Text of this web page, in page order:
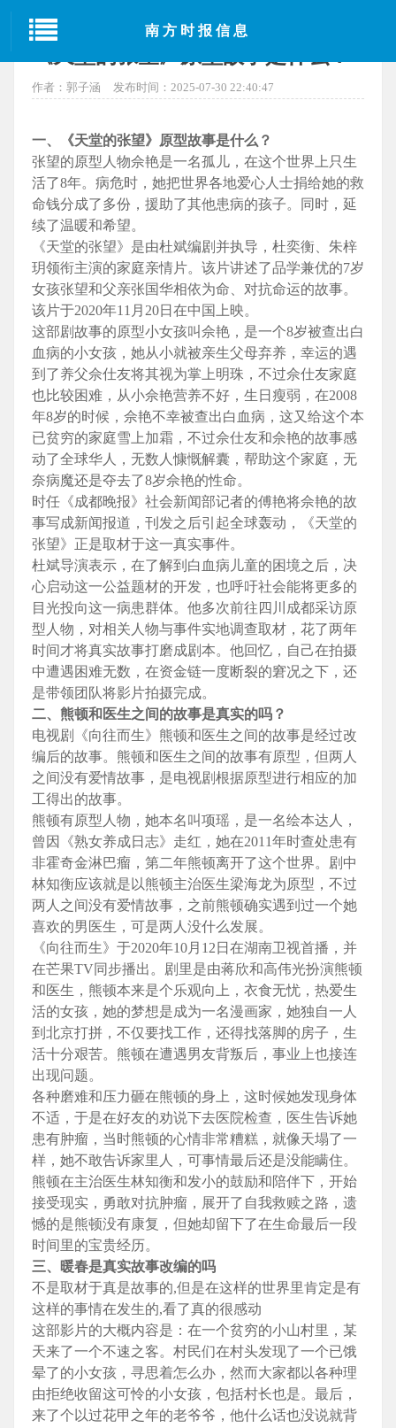
南方时报信息
当前位置：
作者：郭子涵 发布时间：2025-07-30 22:40:47
一、《天堂的张望》原型故事是什么？
张望的原型人物佘艳是一名孤儿，在这个世界上只生
活了8年。病危时，她把世界各地爱心人士捐给她的救
命钱分成了多份，援助了其他患病的孩子。同时，延
续了温暖和希望。
《天堂的张望》是由杜斌编剧并执导，杜奕衡、朱梓
玥领衔主演的家庭亲情片。该片讲述了品学兼优的7岁
女孩张望和父亲张国华相依为命、对抗命运的故事。
该片于2020年11月20日在中国上映。
这部剧故事的原型小女孩叫佘艳，是一个8岁被查出白
血病的小女孩，她从小就被亲生父母弃养，幸运的遇
到了养父佘仕友将其视为掌上明珠，不过佘仕友家庭
也比较困难，从小佘艳营养不好，生日瘦弱，在2008
年8岁的时候，佘艳不幸被查出白血病，这又给这个本
已贫穷的家庭雪上加霜，不过佘仕友和佘艳的故事感
动了全球华人，无数人慷慨解囊，帮助这个家庭，无
奈病魔还是夺去了8岁佘艳的性命。
时任《成都晚报》社会新闻部记者的傅艳将佘艳的故
事写成新闻报道，刊发之后引起全球轰动，《天堂的
张望》正是取材于这一真实事件。
杜斌导演表示，在了解到白血病儿童的困境之后，决
心启动这一公益题材的开发，也呼吁社会能将更多的
目光投向这一病患群体。他多次前往四川成都采访原
型人物，对相关人物与事件实地调查取材，花了两年
时间才将真实故事打磨成剧本。他回忆，自己在拍摄
中遭遇困难无数，在资金链一度断裂的窘况之下，还
是带领团队将影片拍摄完成。
二、熊顿和医生之间的故事是真实的吗？
电视剧《向往而生》熊顿和医生之间的故事是经过改
编后的故事。熊顿和医生之间的故事有原型，但两人
之间没有爱情故事，是电视剧根据原型进行相应的加
工得出的故事。
熊顿有原型人物，她本名叫项瑶，是一名绘本达人，
曾因《熟女养成日志》走红，她在2011年时查处患有
非霍奇金淋巴瘤，第二年熊顿离开了这个世界。剧中
林知衡应该就是以熊顿主治医生梁海龙为原型，不过
两人之间没有爱情故事，之前熊顿确实遇到过一个她
喜欢的男医生，可是两人没什么发展。
《向往而生》于2020年10月12日在湖南卫视首播，并
在芒果TV同步播出。剧里是由蒋欣和高伟光扮演熊顿
和医生，熊顿本来是个乐观向上，衣食无忧，热爱生
活的女孩，她的梦想是成为一名漫画家，她独自一人
到北京打拼，不仅要找工作，还得找落脚的房子，生
活十分艰苦。熊顿在遭遇男友背叛后，事业上也接连
出现问题。
各种磨难和压力砸在熊顿的身上，这时候她发现身体
不适，于是在好友的劝说下去医院检查，医生告诉她
患有肿瘤，当时熊顿的心情非常糟糕，就像天塌了一
样，她不敢告诉家里人，可事情最后还是没能瞒住。
熊顿在主治医生林知衡和发小的鼓励和陪伴下，开始
接受现实，勇敢对抗肿瘤，展开了自我救赎之路，遗
憾的是熊顿没有康复，但她却留下了在生命最后一段
时间里的宝贵经历。
三、暖春是真实故事改编的吗
不是取材于真是故事的,但是在这样的世界里肯定是有
这样的事情在发生的,看了真的很感动
这部影片的大概内容是：在一个贫穷的小山村里，某
天来了一个不速之客。村民们在村头发现了一个已饿
晕了的小女孩，寻思着怎么办，然而大家都以各种理
由拒绝收留这可怜的小女孩，包括村长也是。最后，
来了个以过花甲之年的老爷爷，他什么话也没说就背